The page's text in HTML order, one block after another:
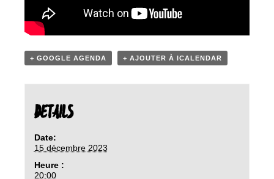
+ GOOGLE AGENDA + AJOUTER À ICALENDAR
DETAILS
Date:
15 décembre 2023
Heure :
20:00